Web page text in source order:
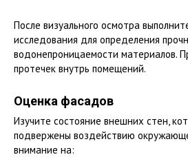
После визуального осмотра
исследования для определения
водонепроницаемости материалов.
протечек внутрь помещений.
Оценка фасадов
Изучите состояние внешних стен,
подвержены воздействию
внимание на: